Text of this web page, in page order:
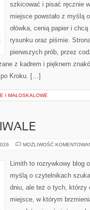
szkicować i pisać ręcznie
miejsce powstało z myślą
ołówka, cenią papier i
rysunku oraz piśmie.
pierwszych prób, przez
z kadrem i pięknem
po Kroku. […]
I MAŁOSKALOWE
MOŻLIWOŚĆ
Limith to rozrywkowy blog
myślą o czytelnikach
dniu, ale też o tych, którzy
miejsce, w którym